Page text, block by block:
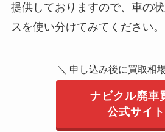
提供しておりますので、車の
スを使い分けてみてください。
＼ 申し込み後に買取相
ナビクル廃車
公式サイト